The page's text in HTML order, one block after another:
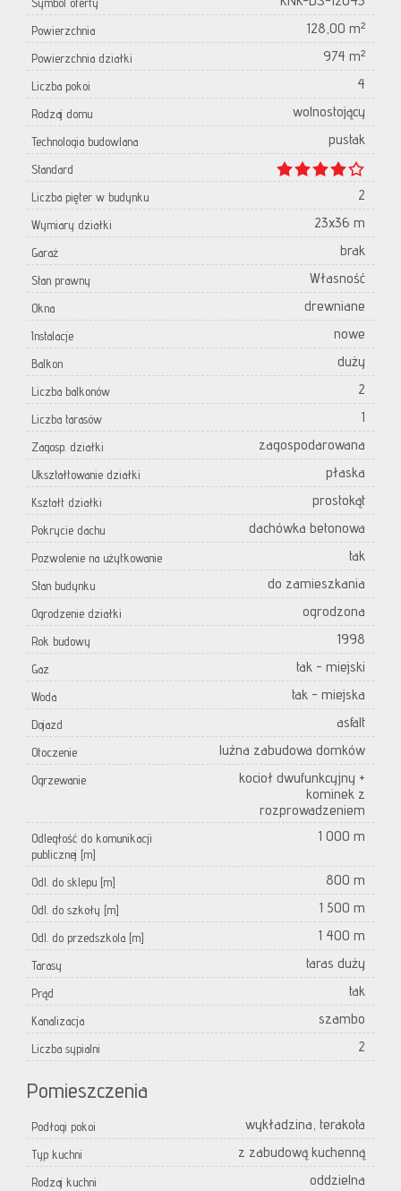
Symbol oferty
Powierzchnia 128,00 m²
Powierzchnia działki 974 m²
Liczba pokoi 4
Rodzaj domu wolnostojący
Technologia budowlana pustak
Standard
Liczba pięter w budynku
2
Wymiary działki 23x36 m
Garaż brak
Stan prawny Własność
Okna drewniane
Instalacje nowe
Balkon duży
Liczba balkonów 2
Liczba tarasów 1
Zagosp. działki zagospodarowana
Ukształtowanie działki płaska
Kształt działki prostokąt
Pokrycie dachu dachówka betonowa
Pozwolenie na użytkowanie tak
Stan budynku do zamieszkania
Ogrodzenie działki ogrodzona
Rok budowy 1998
Gaz tak - miejski
Woda tak - miejska
Dojazd asfalt
Otoczenie luźna zabudowa domków
Ogrzewanie
kocioł dwufunkcyjny +
kominek z
rozprowadzeniem
Odległość do komunikacji
publicznej [m]
1 000 m
Odl. do sklepu [m] 800 m
Odl. do szkoły [m] 1 500 m
Odl. do przedszkola [m] 1 400 m
Tarasy taras duży
Prąd tak
Kanalizacja szambo
Liczba sypialni 2
Pomieszczenia
Podłogi pokoi wykładzina, terakota
Typ kuchni z zabudową kuchenną
Rodzaj kuchni oddzielna